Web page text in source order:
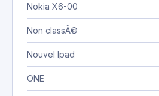
Nokia X6-00
Non classÃ©
Nouvel Ipad
ONE